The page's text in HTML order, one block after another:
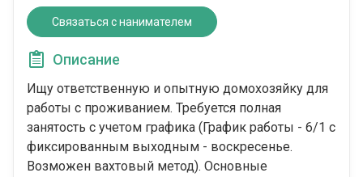
Связаться с нанимателем
Описание
Ищу ответственную и опытную домохозяйку для
работы с проживанием. Требуется полная
занятость с учетом графика (График работы - 6/1 с
фиксированным выходным - воскресенье.
Возможен вахтовый метод). Основные